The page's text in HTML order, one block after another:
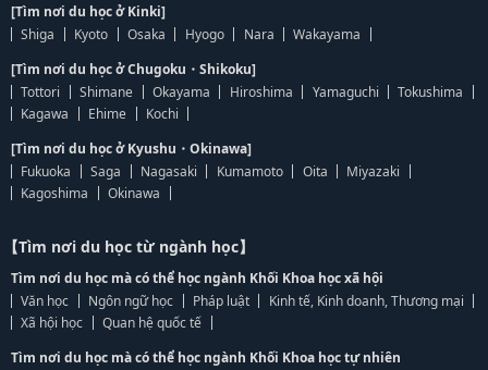
[Tìm nơi du học ở Kinki]
Shiga
Kyoto Osaka Hyogo Nara
Wakayama
[Tìm nơi du học ở Chugoku・Shikoku]
Tottori
Shimane Okayama Hiroshima Yamaguchi
Tokushima
Kagawa
Ehime
Kochi
[Tìm nơi du học ở Kyushu・Okinawa]
Fukuoka
Saga Nagasaki Kumamoto Oita
Miyazaki
Kagoshima
Okinawa
【Tìm nơi du học từ ngành học】
Tìm nơi du học mà có thể học ngành Khối Khoa học xã hội
Văn học
Ngôn ngữ học Pháp luật
Kinh tế, Kinh doanh, Thương mại
Xã hội học
Quan hệ quốc tế
Tìm nơi du học mà có thể học ngành Khối Khoa học tự nhiên